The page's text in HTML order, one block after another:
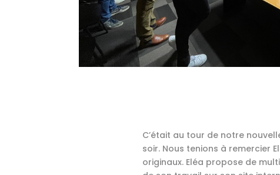
C’était au tour de notre nouvelle
soir. Nous tenions à remercier
originaux. Eléa propose de